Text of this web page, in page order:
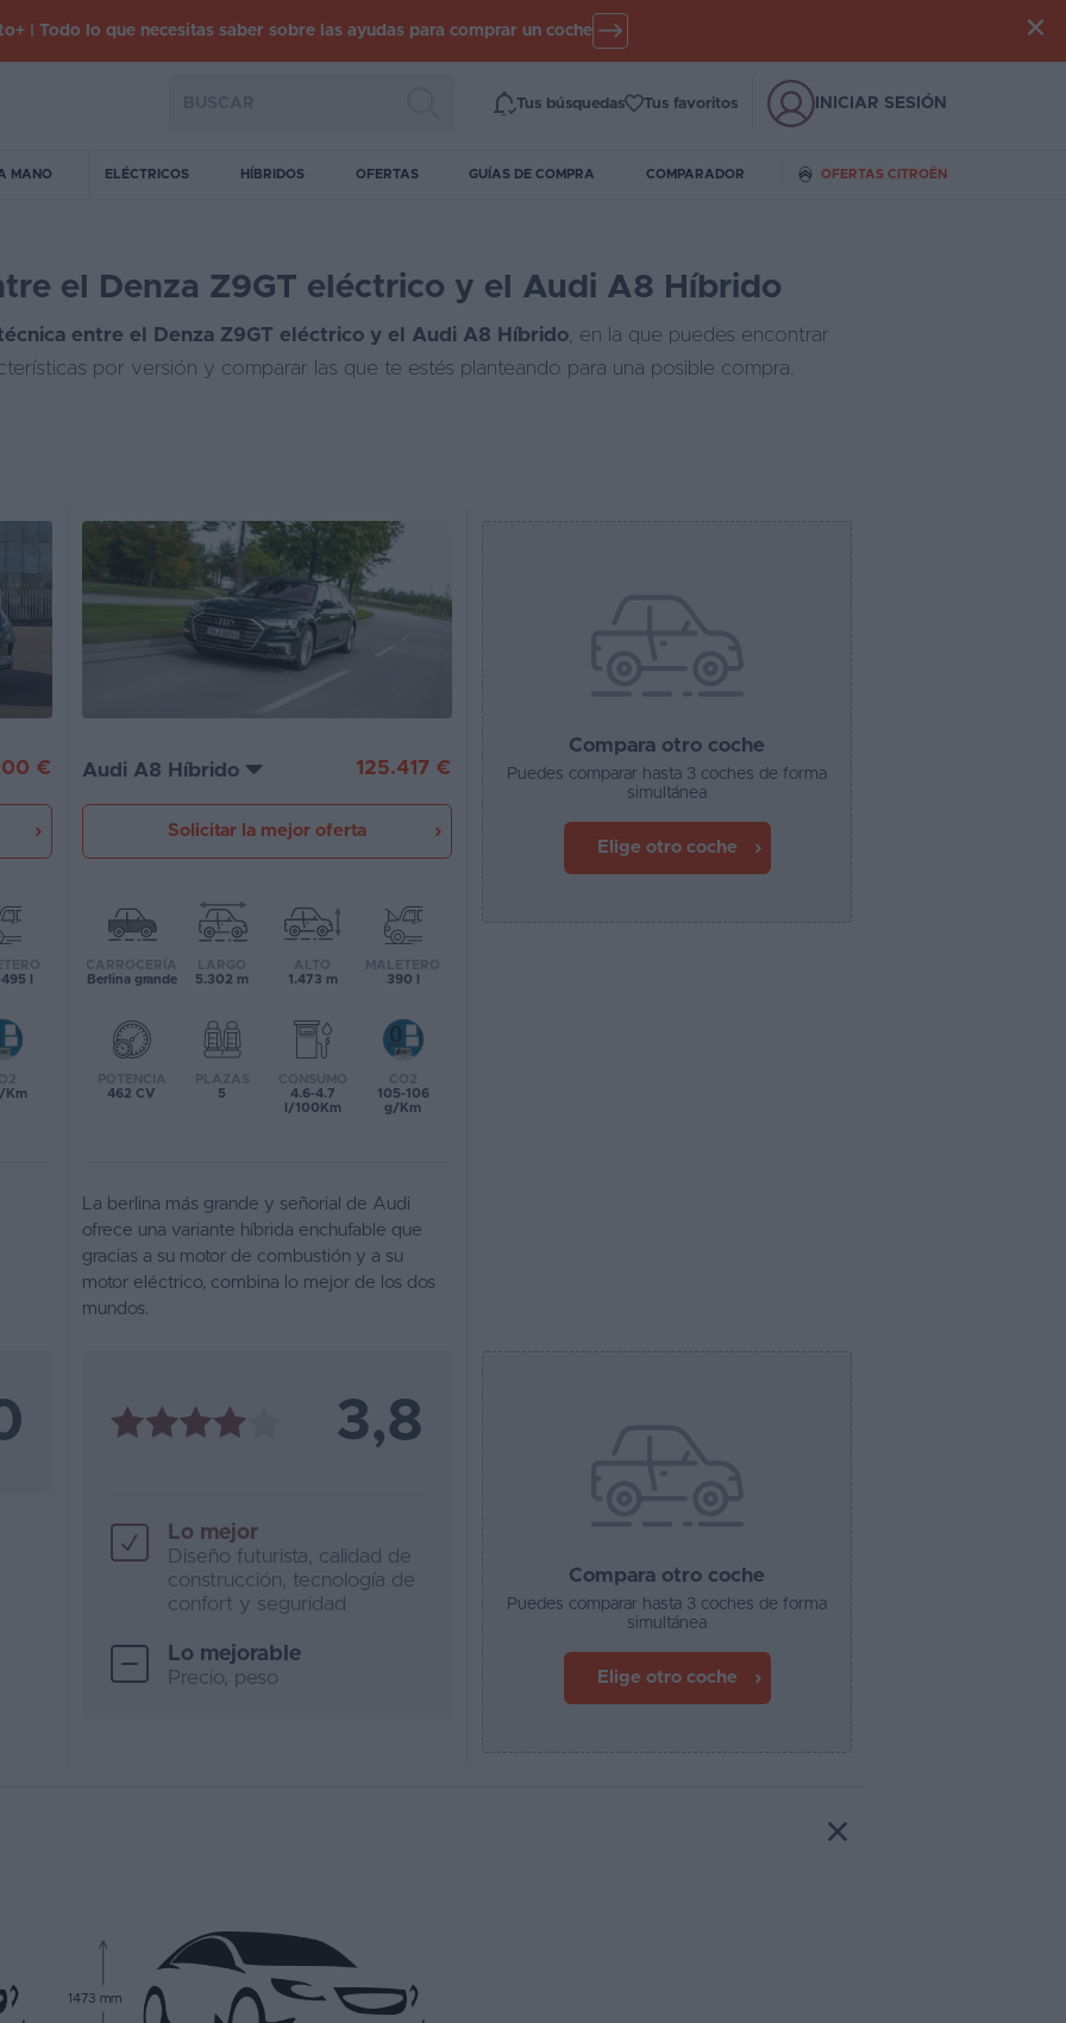
| Todo lo que necesitas saber sobre las ayudas para comprar un coche
Tus búsquedas Tus favoritos INICIAR SESIÓN
MANO ELÉCTRICOS HÍBRIDOS OFERTAS GUÍAS DE COMPRA COMPARADOR OFERTAS CITROËN
el Denza Z9GT eléctrico y el Audi A8 Híbrido
entre el Denza Z9GT eléctrico y el Audi A8 Híbrido , en la que puedes encontrar
por versión y comparar las que te estés planteando para una posible compra.
€
l
Km
Audi A8 Híbrido 125.417 €
Solicitar la mejor oferta
CARROCERÍA
Berlina grande
LARGO
5.302 m
ALTO
1.473 m
MALETERO
390 l
POTENCIA
462 CV
PLAZAS
5
CONSUMO
4.6-4.7
l/100Km
CO2
105-106
g/Km
Compara otro coche
Puedes comparar hasta 3 coches de forma
simultánea
Elige otro coche
La berlina más grande y señorial de Audi
ofrece una variante híbrida enchufable que
gracias a su motor de combustión y a su
motor eléctrico, combina lo mejor de los dos
mundos.
3,8
Lo mejor
Diseño futurista, calidad de
construcción, tecnología de
confort y seguridad
Lo mejorable
Precio, peso
Compara otro coche
Puedes comparar hasta 3 coches de forma
simultánea
Elige otro coche
1473 mm